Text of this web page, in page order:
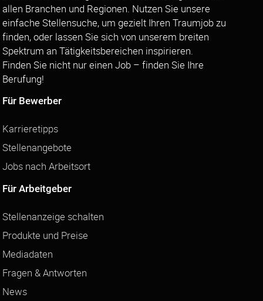
allen Branchen und Regionen. Nutzen Sie unsere
einfache Stellensuche, um gezielt Ihren Traumjob zu
finden, oder lassen Sie sich von unserem breiten
Spektrum an Tätigkeitsbereichen inspirieren.
Finden Sie nicht nur einen Job – finden Sie Ihre
Berufung!
Für Bewerber
Karrieretipps
Stellenangebote
Jobs nach Arbeitsort
Für Arbeitgeber
Stellenanzeige schalten
Produkte und Preise
Mediadaten
Fragen & Antworten
News